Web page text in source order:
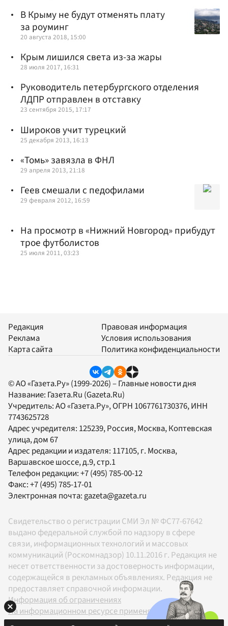
В Крыму не будут отменять плату
за роуминг
20 августа 2018, 15:00
Крым лишился света из-за жары
28 июля 2017, 16:31
Руководитель петербургского отделения
ЛДПР отправлен в отставку
23 сентября 2015, 17:17
Широков учит турецкий
25 декабря 2013, 16:13
«Томь» завязла в ФНЛ
29 апреля 2013, 21:18
Геев смешали с педофилами
29 февраля 2012, 16:59
На просмотр в «Нижний Новгород» прибудут
трое футболистов
25 июля 2011, 03:23
Редакция
Реклама
Карта сайта
Правовая информация
Условия использования
Политика конфиденциальности
© АО «Газета.Ру» (1999-2026) – Главные новости дня
Название: Газета.Ru (Gazeta.Ru)
Учредитель:АО «Газета.Ру», ОГРН 1067761730376, ИНН
7743625728
Адрес учредителя: 125239, Россия, Москва, Коптевская
улица, дом 67
Адрес редакции и издателя: 117105, г. Москва,
Варшавское шоссе, д.9, стр.1
Телефон редакции:+7 (495) 785-00-12
Факс:+7 (495) 785-17-01
Электронная почта: gazeta@gazeta.ru
Свидетельство о регистрации СМИ Эл № ФС77-67642
выдано федеральной службой по надзору в сфере
связи, информационных технологий и массовых
коммуникаций (Роскомнадзор) 10.11.2016 г. Редакция не
несет ответственности за достоверность информации,
содержащейся в рекламных объявлениях. Редакция не
предоставляет справочной информации.
Информация об ограничениях
На информационном ресурсе применяются
рекомендательные технологии в соответствии с